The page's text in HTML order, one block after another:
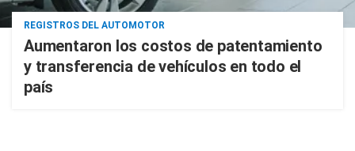
REGISTROS DEL AUTOMOTOR
Aumentaron los costos de patentamiento
y transferencia de vehículos en todo el
país